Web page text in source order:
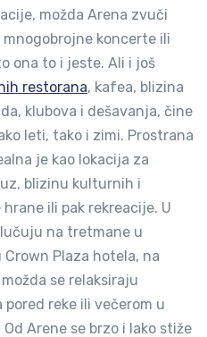
možda Arena zvuči
koncerte ili
ona to i jeste. Ali i još
restorana, kafea, blizina
klubova i dešavanja, čine
leti, tako i zimi. Prostrana
je kao lokacija za
blizinu kulturnih i
ili pak rekreacije. U
na tretmane u
Plaza hotela, na
se relaksiraju
reke ili večerom u
Arene se brzo i lako stiže